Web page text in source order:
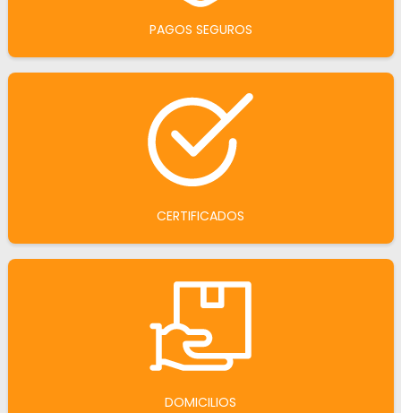
PAGOS SEGUROS
CERTIFICADOS
DOMICILIOS